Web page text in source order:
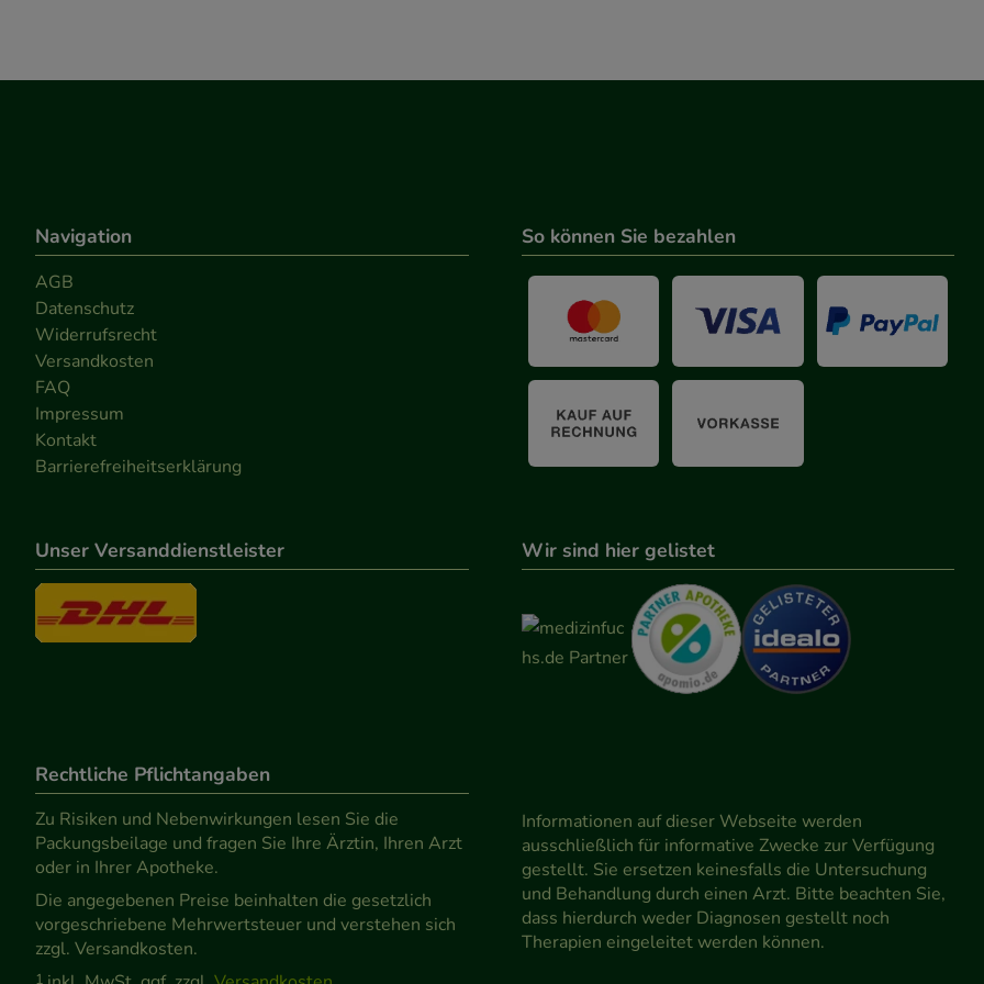
Navigation
AGB
Datenschutz
Widerrufsrecht
Versandkosten
FAQ
Impressum
Kontakt
Barrierefreiheitserklärung
So können Sie bezahlen
Unser Versanddienstleister Wir sind hier gelistet
Rechtliche Pflichtangaben
Zu Risiken und Nebenwirkungen lesen Sie die
Packungsbeilage und fragen Sie Ihre Ärztin, Ihren Arzt
oder in Ihrer Apotheke.
Die angegebenen Preise beinhalten die gesetzlich
vorgeschriebene Mehrwertsteuer und verstehen sich
zzgl. Versandkosten.
1
Informationen auf dieser Webseite werden
ausschließlich für informative Zwecke zur Verfügung
gestellt. Sie ersetzen keinesfalls die Untersuchung
und Behandlung durch einen Arzt. Bitte beachten Sie,
dass hierdurch weder Diagnosen gestellt noch
Therapien eingeleitet werden können.